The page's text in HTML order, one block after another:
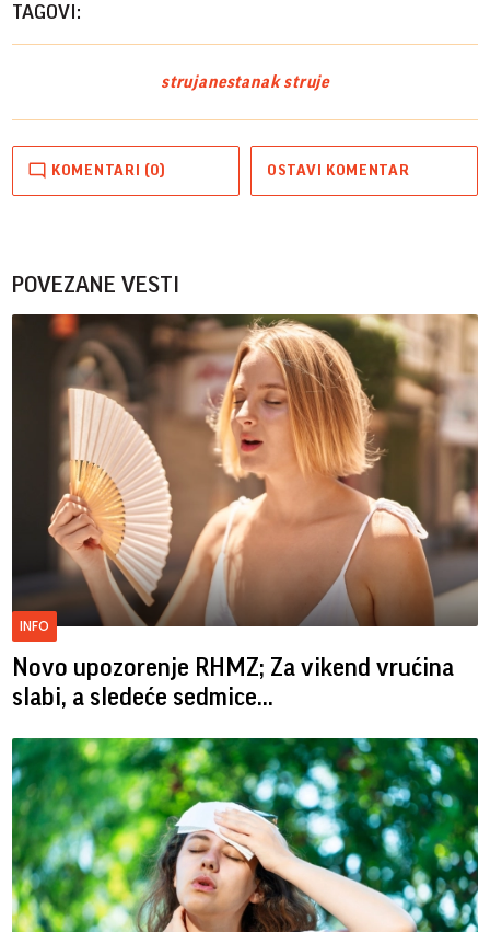
TAGOVI:
strujanestanak struje
KOMENTARI (0) OSTAVI KOMENTAR
POVEZANE VESTI
INFO
Novo upozorenje RHMZ; Za vikend vrućina
slabi, a sledeće sedmice...